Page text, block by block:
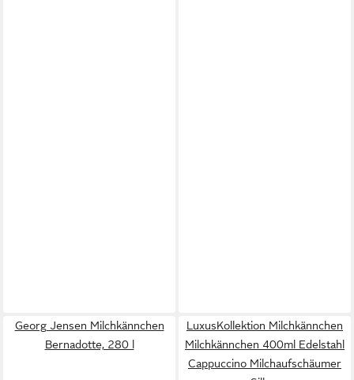
Georg Jensen Milchkännchen
Bernadotte, 280 l
LuxusKollektion Milchkännchen
Milchkännchen 400ml Edelstahl
Cappuccino Milchaufschäumer